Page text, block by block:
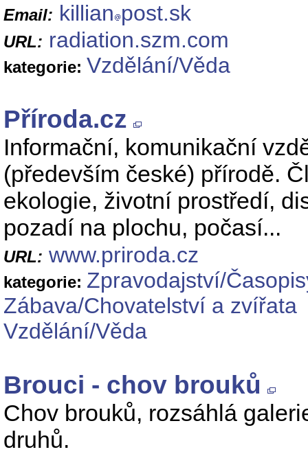
Email: killian post.sk
URL: radiation.szm.com
kategorie: Vzdělání/Věda
Příroda.cz
Informační, komunikační
(především české) přírodě.
ekologie, životní prostředí,
pozadí na plochu, počasí...
URL: www.priroda.cz
kategorie: Zpravodajství/
Zábava/Chovatelství a zvířata
Vzdělání/Věda
Brouci - chov brouků
Chov brouků, rozsáhlá
druhů.